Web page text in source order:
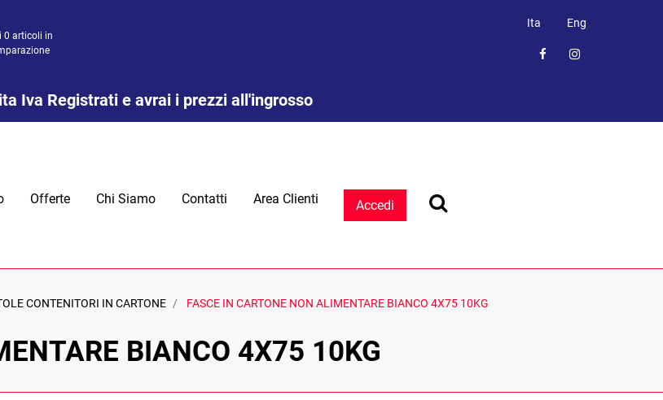
0 articoli in
Ita Eng
Iva Registrati e avrai i prezzi all'ingrosso
Offerte Chi Siamo Contatti Area Clienti Accedi
CONTENITORI IN CARTONE FASCE IN CARTONE NON ALIMENTARE BIANCO 4X75 10KG
BIANCO 4X75 10KG